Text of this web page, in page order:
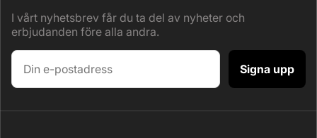
I vårt nyhetsbrev får du ta del av nyheter och
erbjudanden före alla andra.
Signa upp